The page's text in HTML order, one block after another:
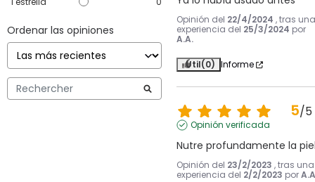
Ordenar las opiniones
Opinión del 22/4/2024 , tras una
experiencia del 25/3/2024 por
A.A.
Útil(0) Informe
5/5
Opinión verificada
Nutre profundamente la
Opinión del 23/2/2023 , tras una
experiencia del 2/2/2023 por